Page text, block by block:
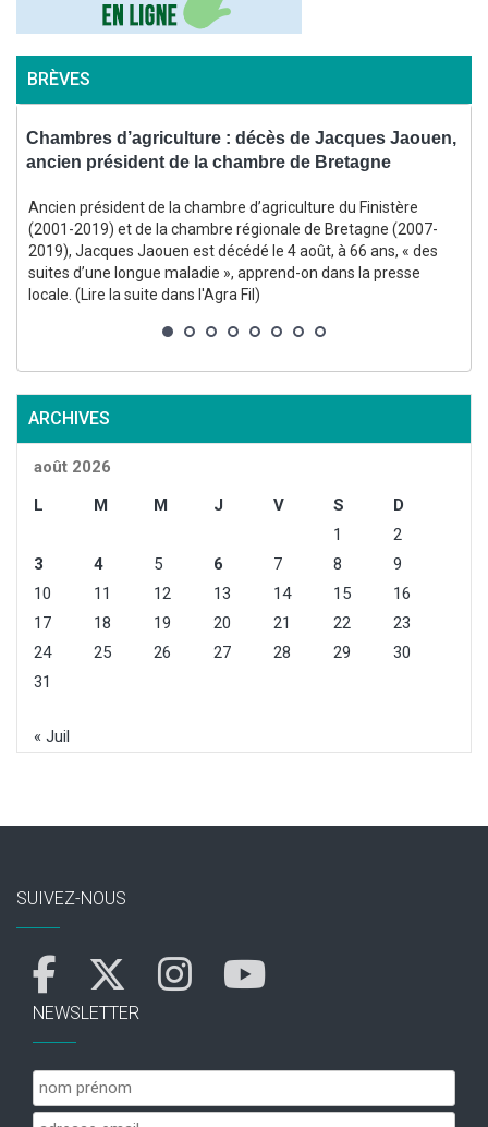
BRÈVES
Chambres d’agriculture : décès de Jacques Jaouen,
ancien président de la chambre de Bretagne
Ancien président de la chambre d’agriculture du Finistère
(2001-2019) et de la chambre régionale de Bretagne (2007-
2019), Jacques Jaouen est décédé le 4 août, à 66 ans, « des
suites d’une longue maladie », apprend-on dans la presse
locale. (Lire la suite dans l'Agra Fil)
ARCHIVES
août 2026
L
M M J V S
D
1
2
3
4 5 6 7 8
9
10
11 12 13 14 15
16
17
18 19 20 21 22
23
24
25 26 27 28 29
30
31
« Juil
SUIVEZ-NOUS
NEWSLETTER